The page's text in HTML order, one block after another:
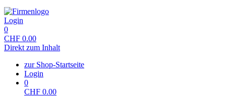
Login
0
CHF 0.00
Direkt zum Inhalt
zur Shop-Startseite
Login
0
CHF 0.00